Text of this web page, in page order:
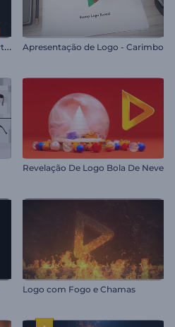
I
ntrodução de Árvore com Partículas Brilhantes Apresentação de Logo - Carimbo
Revelação De Logo Bola De Neve
Logo com Fogo e Chamas